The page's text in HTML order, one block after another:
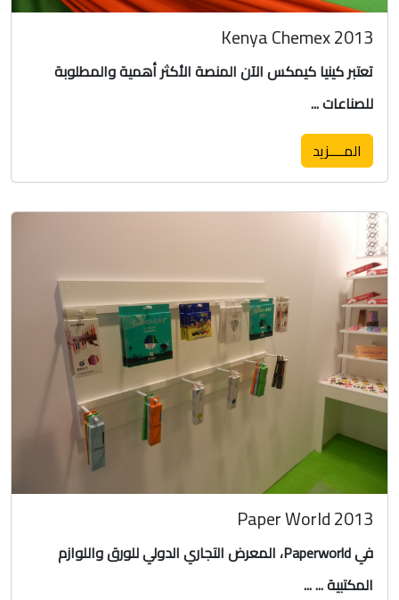
Kenya Chemex 2013
تعتبر كينيا كيمكس الآن المنصة الأكثر أهمية والمطلوبة
للصناعات ...
المــــزيد
Paper World 2013
في Paperworld، المعرض التجاري الدولي للورق واللوازم
المكتبية ... ...